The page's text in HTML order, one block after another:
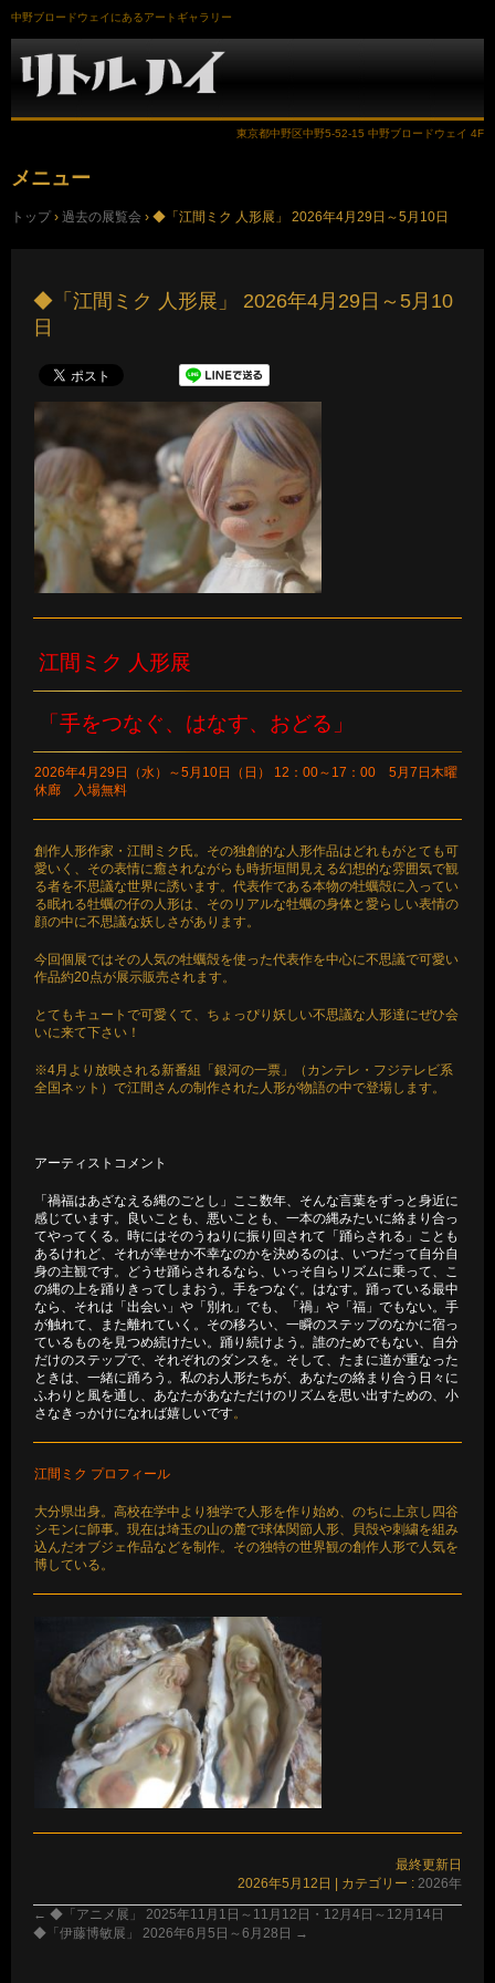
中野ブロードウェイにあるアートギャラリー
東京都中野区中野5-52-15 中野ブロードウェイ 4F
メニュー
ン
トップ › 過去の展覧会 › ◆「江間ミク 人形展」 2026年4月29日～5月10日
◆「江間ミク 人形展」 2026年4月29日～5月10
日
江間ミク 人形展
「手をつなぐ、はなす、おどる」
2026年4月29日（水）～5月10日（日）
12：00～17：00 5月7日木曜
休廊 入場無料
創作人形作家・江間ミク氏。その独創的な人形作品はどれもがとても可
愛いく、その表情に癒されながらも時折垣間見える幻想的な雰囲気で観
る者を不思議な世界に誘います。代表作である本物の牡蠣殻に入ってい
る眠れる牡蠣の仔の人形は、そのリアルな牡蠣の身体と愛らしい表情の
顔の中に不思議な妖しさがあります。
今回個展ではその人気の牡蠣殻を使った代表作を中心に不思議で可愛い
作品約20点が展示販売されます。
とてもキュートで可愛くて、ちょっぴり妖しい不思議な人形達にぜひ会
いに来て下さい！
※4月より放映される新番組「銀河の一票」（カンテレ・フジテレビ系
全国ネット）で江間さんの制作された人形が物語の中で登場します。
アーティストコメント
「禍福はあざなえる縄のごとし」ここ数年、そんな言葉をずっと身近に
感じています。良いことも、悪いことも、一本の縄みたいに絡まり合っ
てやってくる。時にはそのうねりに振り回されて「踊らされる」ことも
あるけれど、それが幸せか不幸なのかを決めるのは、いつだって自分自
身の主観です。どうせ踊らされるなら、いっそ自らリズムに乗って、こ
の縄の上を踊りきってしまおう。手をつなぐ。はなす。踊っている最中
なら、それは「出会い」や「別れ」でも、「禍」や「福」でもない。手
が触れて、また離れていく。その移ろい、一瞬のステップのなかに宿っ
ているものを見つめ続けたい。踊り続けよう。誰のためでもない、自分
だけのステップで、それぞれのダンスを。そして、たまに道が重なった
ときは、一緒に踊ろう。私のお人形たちが、あなたの絡まり合う日々に
ふわりと風を通し、あなたがあなただけのリズムを思い出すための、小
さなきっかけになれば嬉しいです。
江間ミク プロフィール
大分県出身。高校在学中より独学で人形を作り始め、のちに上京し四谷
シモンに師事。現在は埼玉の山の麓で球体関節人形、貝殻や刺繍を組み
込んだオブジェ作品などを制作。その独特の世界観の創作人形で人気を
博している。
最終更新日
2026年5月12日
カテゴリー : 2026年
← ◆「アニメ展」 2025年11月1日～11月12日・12月4日～12月14日
◆「伊藤博敏展」 2026年6月5日～6月28日 →